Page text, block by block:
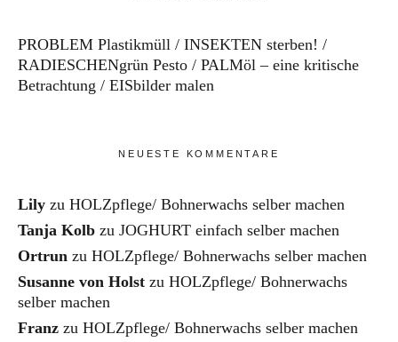
PROBLEM Plastikmüll
INSEKTEN sterben!
RADIESCHENgrün Pesto
PALMöl – eine kritische
Betrachtung
EISbilder malen
NEUESTE KOMMENTARE
Lily zu HOLZpflege/ Bohnerwachs selber machen
Tanja Kolb zu JOGHURT einfach selber machen
Ortrun zu HOLZpflege/ Bohnerwachs selber machen
Susanne von Holst zu HOLZpflege/ Bohnerwachs
selber machen
Franz zu HOLZpflege/ Bohnerwachs selber machen